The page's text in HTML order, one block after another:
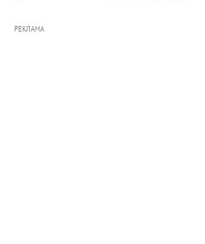
РЕКЛАМА